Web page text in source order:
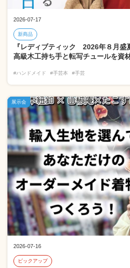
2026-07-17
新商品
『レディブティック 2026年８月盛
高級木工持ち手と転写チュールを資
#ハンドメイド #手芸本 #手芸
2026-07-16
ピックアップ
展示会